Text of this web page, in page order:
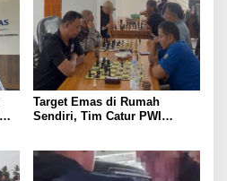
Target Emas di Rumah
Sendiri, Tim Catur PWI